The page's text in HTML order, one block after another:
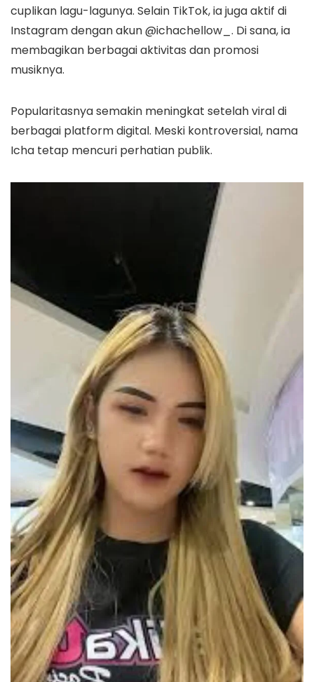
cuplikan lagu-lagunya. Selain TikTok, ia juga aktif di
Instagram dengan akun @ichachellow_. Di sana, ia
membagikan berbagai aktivitas dan promosi
musiknya.
Popularitasnya semakin meningkat setelah viral di
berbagai platform digital. Meski kontroversial, nama
Icha tetap mencuri perhatian publik.